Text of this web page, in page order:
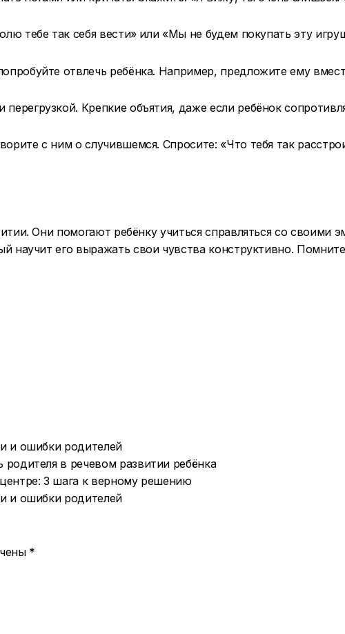
тебе так себя вести» или «Мы не будем покупать эту
отвлечь ребёнка. Например, предложите ему
Крепкие объятия, даже если ребёнок
с ним о случившемся. Спросите: «Что тебя так
Они помогают ребёнку учиться справляться со своими
научит его выражать свои чувства конструктивно.
в речевом развитии ребёнка
3 шага к верному решению
*